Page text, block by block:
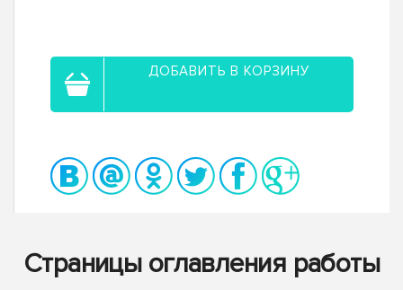
ДОБАВИТЬ В КОРЗИНУ
Страницы оглавления работы